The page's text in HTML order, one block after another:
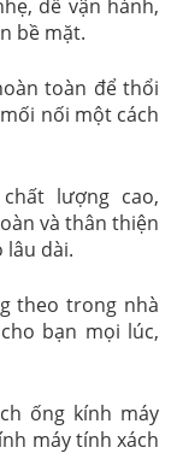
dễ vận hành,
bề mặt.
toàn để thổi
nối một cách
lượng cao,
và thân thiện
dài.
theo trong nhà
bạn mọi lúc,
ống kính máy
máy tính xách